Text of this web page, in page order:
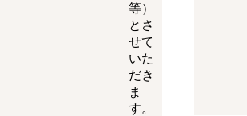
等）
とさ
せて
いた
だき
ま
す。